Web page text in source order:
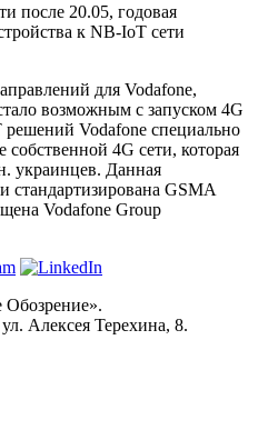
после 20.05, годовая
к NB-IoT сети
для Vodafone,
возможным с запуском 4G
решений Vodafone специально
собственной 4G сети, которая
украинцев. Данная
стандартизирована GSMA
Vodafone Group
Алексея Терехина, 8.